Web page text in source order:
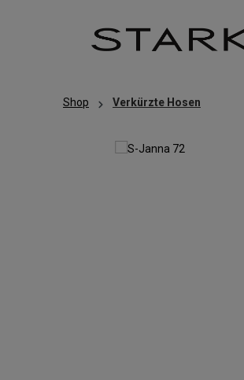
Shop Verkürzte Hosen